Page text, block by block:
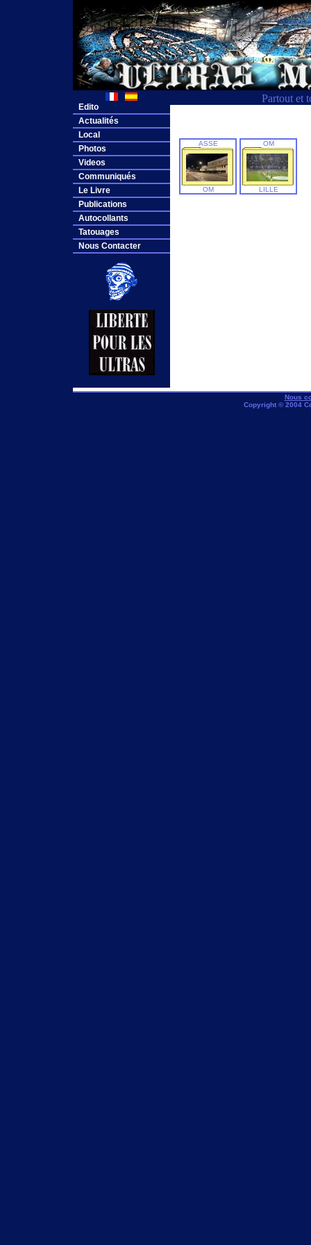
Partout et
Edito
Actualités
Local
Photos
Videos
Communiqués
Le Livre
Publications
Autocollants
Tatouages
Nous Contacter
ASSE
OM
OM
LILLE
Nous
Copyright © 2004